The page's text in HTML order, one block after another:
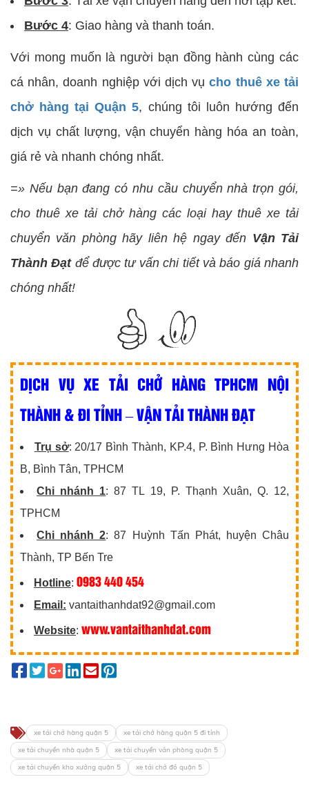
Bước 4: Giao hàng và thanh toán.
Với mong muốn là người bạn đồng hành cùng các
cá nhân, doanh nghiệp với dịch vụcho thuê xe tải
chở hàng tại Quận 5, chúng tôi luôn hướng đến
dịch vụ chất lượng, vận chuyển hàng hóa an toàn,
giá rẻ và nhanh chóng nhất.
=» Nếu bạn đang có nhu cầu chuyển nhà trọn gói,
cho thuê xe tải chở hàng các loại hay thuê xe tải
chuyển văn phòng hãy liên hệ ngay đến Vận Tải
Thành Đạtđể được tư vấn chi tiết và báo giá nhanh
chóng nhất!
DỊCH VỤ XE TẢI CHỞ HÀNG TPHCM NỘI
THÀNH & ĐI TỈNH – VẬN TẢI THÀNH ĐẠT
Trụ sở: 20/17 Bình Thành, KP.4, P. Bình Hưng Hòa
B, Bình Tân, TPHCM
Chi nhánh 1: 87 TL 19, P. Thạnh Xuân, Q. 12,
TPHCM
Chi nhánh 2: 87 Huỳnh Tấn Phát, huyện Châu
Thành, TP Bến Tre
Hotline: 0983 440 454
Email: vantaithanhdat92@gmail.com
Website: www.vantaithanhdat.com
xe tải chở hàng quận 5
xe tải chở hàng quận 5 đi tỉnh
xe tải chuyển nhà quận 5
xe tải chuyển văn phòng quận 5
xe tải chuyển kho xưởng quận 5
xe tải chở đồ quận 5